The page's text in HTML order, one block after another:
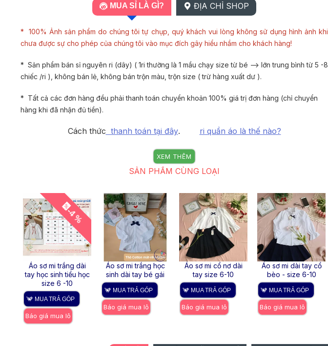
MUA SỈ LÀ GÌ? ĐỊA CHỈ SHOP
* 100% Ảnh sản phẩm do chúng tôi tự chụp, quý khách vui lòng không sử dụng hình ảnh khi
chưa được sự cho phép của chúng tôi vào mục đích gây hiểu nhầm cho khách hàng!
* Sản phẩm bán sỉ nguyên ri (dây) ( 1ri thường là 1 mầu chạy size từ bé --> lớn trung bình từ 5 -8
chiếc /ri ), không bán lẻ, không bán trộn màu, trộn size ( trừ hàng xuất dư ).
* Tất cả các đơn hàng đều phải thanh toán chuyển khoản 100% giá trị đơn hàng (chỉ chuyển
hàng khi đã nhận đủ tiền).
Cách thức thanh toán tại đây. ri quần áo là thế nào?
XEM THÊM
SẢN PHẨM CÙNG LOẠI
-4 %
Áo sơ mi trắng dài
tay học sinh tiểu học
size 6 -10
MUA TRẢ GÓP
Báo giá mua lô
Áo sơ mi trắng học
sinh dài tay bé gái
MUA TRẢ GÓP
Báo giá mua lô
Áo sơ mi cổ nơ dài
tay size 6-10
MUA TRẢ GÓP
Báo giá mua lô
Áo sơ mi dài tay cổ
bèo - size 6-10
MUA TRẢ GÓP
Báo giá mua lô